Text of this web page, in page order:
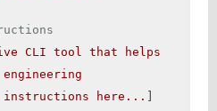
CLI tool that
helps
engineering
instructions here...